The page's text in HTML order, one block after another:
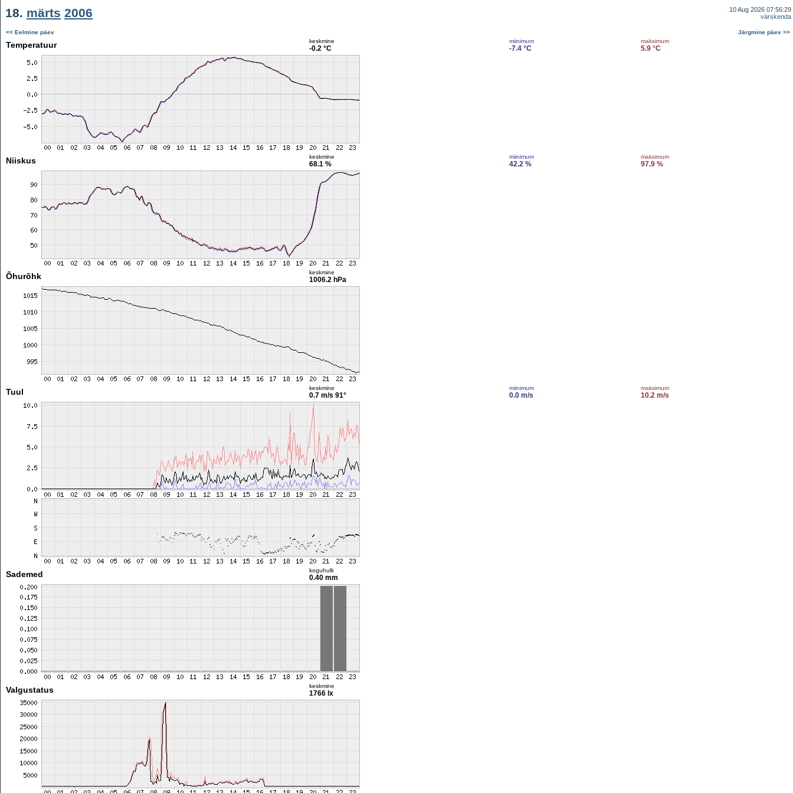
18. märts 2006
10 Aug 2026 07:56:29
värskenda
<< Eelmine päev Järgmine päev >>
Temperatuur keskmine
-0.2 °C
miinimum
-7.4 °C
maksimum
5.9 °C
Niiskus keskmine
68.1 %
miinimum
42.2 %
maksimum
97.9 %
Õhurõhk keskmine
1006.2 hPa
Tuul keskmine
0.7 m/s 91°
miinimum
0.0 m/s
maksimum
10.2 m/s
Sademed koguhulk
0.40 mm
Valgustatus keskmine
1766 lx